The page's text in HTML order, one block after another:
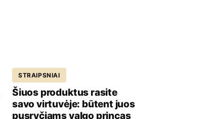
STRAIPSNIAI
Šiuos produktus rasite
savo virtuvėje: būtent juos
pusryčiams valgo princas